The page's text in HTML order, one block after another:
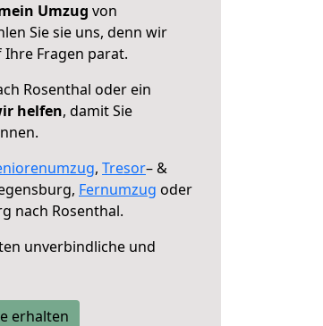
Umzug von
Sie sie uns, denn wir
Fragen parat.
Rosenthal oder ein
helfen, damit Sie
, Tresor– &
Fernumzug oder
nach Rosenthal.
unverbindliche und
erhalten